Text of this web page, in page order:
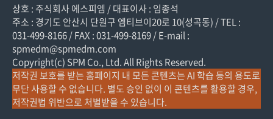
상호 : 주식회사 에스피엠 / 대표이사 : 임종석
주소 : 경기도 안산시 단원구 엠티브이20로 10(성곡동) / TEL :
031-499-8166 / FAX : 031-499-8169 / E-mail :
spmedm@spmedm.com
Copyright(c) SPM Co., Ltd. All Rights Reserved.
저작권 보호를 받는 홈페이지 내 모든 콘텐츠는 AI 학습 등의 용도로
무단 사용할 수 없습니다. 별도 승인 없이 이 콘텐츠를 활용할 경우,
저작권법 위반으로 처벌받을 수 있습니다.